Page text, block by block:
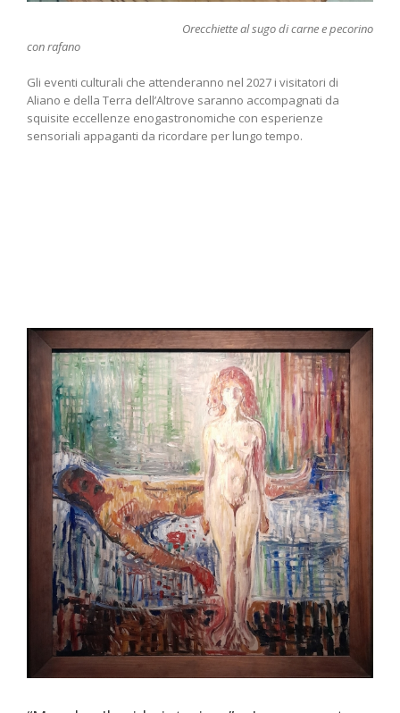
Orecchiette al sugo di carne e pecorino
con rafano
Gli eventi culturali che attenderanno nel 2027 i visitatori di
Aliano e della Terra dell’Altrove saranno accompagnati da
squisite eccellenze enogastronomiche con esperienze
sensoriali appaganti da ricordare per lungo tempo.